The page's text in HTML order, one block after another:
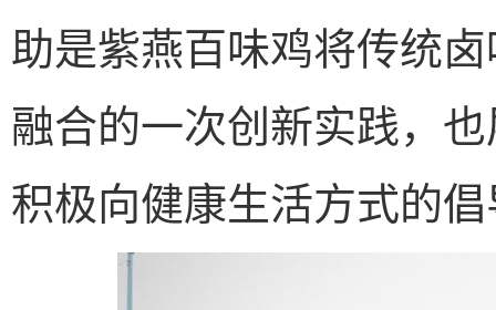
助是紫燕百味鸡将传统
融合的一次创新实践，
积极向健康生活方式的